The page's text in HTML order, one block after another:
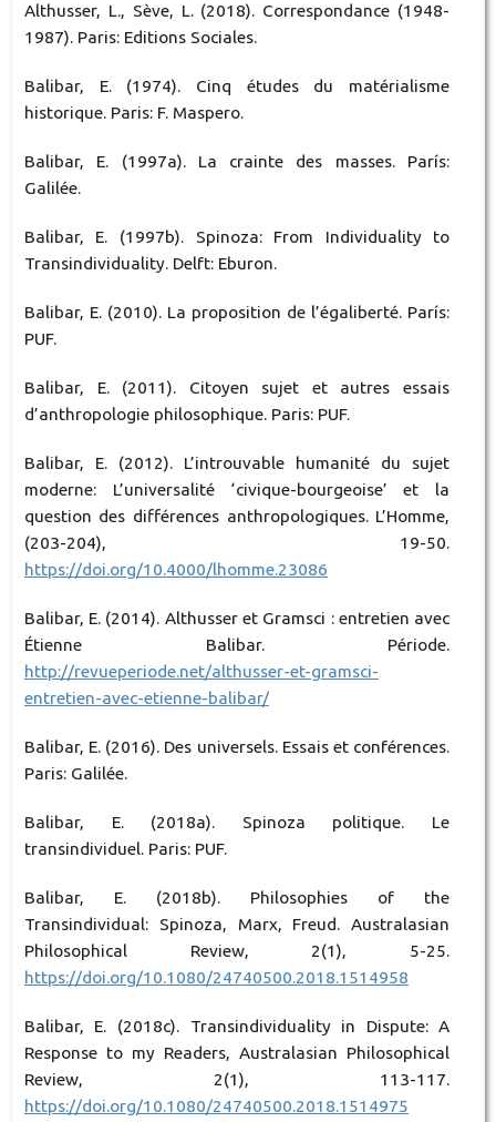
Althusser, L., Sève, L. (2018). Correspondance (1948-
1987). Paris: Editions Sociales.
Balibar, E. (1974). Cinq études du matérialisme
historique. Paris: F. Maspero.
Balibar, E. (1997a). La crainte des masses. París:
Galilée.
Balibar, E. (1997b). Spinoza: From Individuality to
Transindividuality. Delft: Eburon.
Balibar, E. (2010). La proposition de l’égaliberté. París:
PUF.
Balibar, E. (2011). Citoyen sujet et autres essais
d’anthropologie philosophique. Paris: PUF.
Balibar, E. (2012). L’introuvable humanité du sujet
moderne: L’universalité ‘civique-bourgeoise’ et la
question des différences anthropologiques. L’Homme,
(203-204), 19-50.
https://doi.org/10.4000/lhomme.23086
Balibar, E. (2014). Althusser et Gramsci : entretien avec
Étienne Balibar. Période.
http://revueperiode.net/althusser-et-gramsci-
entretien-avec-etienne-balibar/
Balibar, E. (2016). Des universels. Essais et conférences.
Paris: Galilée.
Balibar, E. (2018a). Spinoza politique. Le
transindividuel. Paris: PUF.
Balibar, E. (2018b). Philosophies of the
Transindividual: Spinoza, Marx, Freud. Australasian
Philosophical Review, 2(1), 5-25.
https://doi.org/10.1080/24740500.2018.1514958
Balibar, E. (2018c). Transindividuality in Dispute: A
Response to my Readers, Australasian Philosophical
Review, 2(1), 113-117.
https://doi.org/10.1080/24740500.2018.1514975